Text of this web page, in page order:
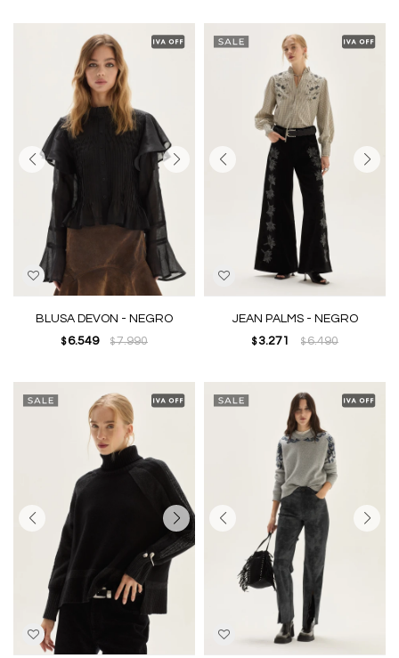
BLUSA DEVON - NEGRO
$ 6.549 $7.990
JEAN PALMS - NEGRO
$ 3.271 $6.490